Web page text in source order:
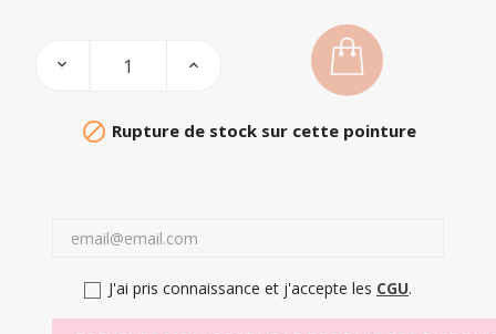
 Rupture de stock sur cette pointure
J'ai pris connaissance et j'accepte les CGU.